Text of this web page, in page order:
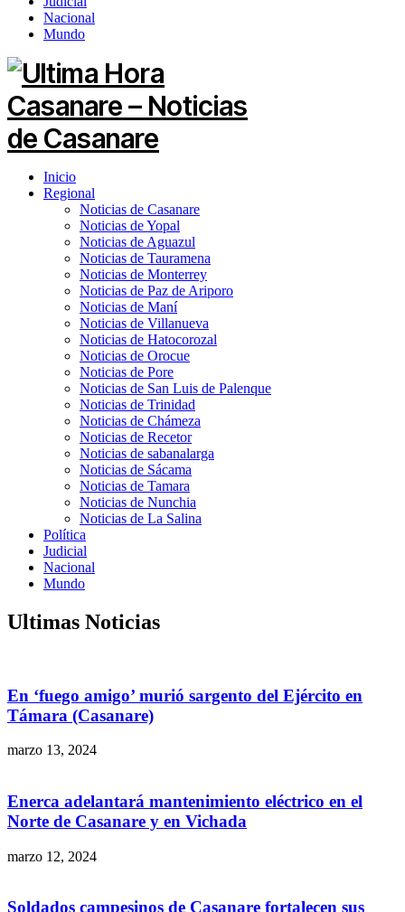
Nacional
Mundo
Inicio
Regional
Noticias de Casanare
Noticias de Yopal
Noticias de Aguazul
Noticias de Tauramena
Noticias de Monterrey
Noticias de Paz de Ariporo
Noticias de Maní
Noticias de Villanueva
Noticias de Hatocorozal
Noticias de Orocue
Noticias de Pore
Noticias de San Luis de Palenque
Noticias de Trinidad
Noticias de Chámeza
Noticias de Recetor
Noticias de sabanalarga
Noticias de Sácama
Noticias de Tamara
Noticias de Nunchia
Noticias de La Salina
Política
Judicial
Nacional
Mundo
Ultimas Noticias
En ‘fuego amigo’ murió sargento del Ejército en
Támara (Casanare)
marzo 13, 2024
Enerca adelantará mantenimiento eléctrico en el
Norte de Casanare y en Vichada
marzo 12, 2024
Soldados campesinos de Casanare fortalecen sus